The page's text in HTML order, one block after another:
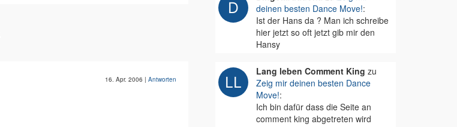
16. Apr. 2006 | Antworten
deinen besten Dance Move!:
Ist der Hans da ? Man ich schreibe
hier jetzt so oft jetzt gib mir den
Hansy
Lang leben Comment King zu
Zeig mir deinen besten Dance
Move!:
Ich bin dafür dass die Seite an
comment king abgetreten wird